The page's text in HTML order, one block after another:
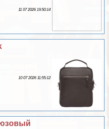
11 07 2026 19:50:14
10 07 2026 11:55:12